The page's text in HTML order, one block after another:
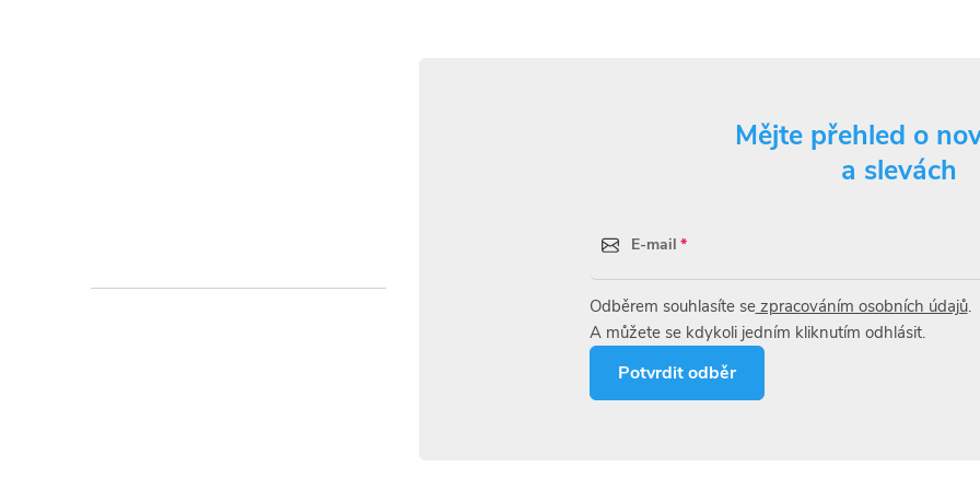
Mějte přehled o
a slevách
E-mail
Odběrem souhlasíte sezpracováním osobních údajů.
A můžete se kdykoli jedním kliknutím odhlásit.
Potvrdit odběr